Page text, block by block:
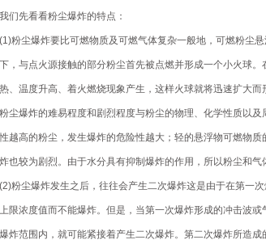
先看看粉尘爆炸的特点：
尘爆炸要比可燃物质及可燃气体复杂一般地，可燃粉尘悬
，与点火源接触的部分粉尘首先被点燃并形成一个小火球
、温度升高、着火燃烧现象产生，这样火球就将迅速扩大而
爆炸的难易程度和剧烈程度与粉尘的物理、化学性质以及
越高的粉尘，发生爆炸的危险性越大；轻的悬浮物可燃物
也较为剧烈。由于水分具有抑制爆炸的作用，所以粉尘和气
尘爆炸发生之后，往往会产生二次爆炸这是由于在第一次
限浓度值而不能爆炸。但是，当第一次爆炸形成的冲击波
炸范围内，就可能紧接着产生二次爆炸。第二次爆炸所造成